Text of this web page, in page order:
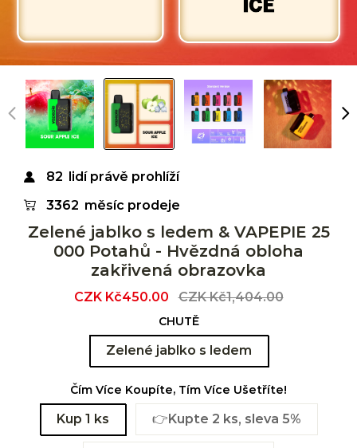
82 lidí právě prohlíží
3362 měsíc prodeje
Zelené jablko s ledem & VAPEPIE 25
000 Potahů - Hvězdná obloha
zakřivená obrazovka
Sale
CZK Kč450.00
Regular
CZK Kč1,404.00
CHUTĚ
Zelené jablko s ledem
Čím Více Koupíte, Tím Více Ušetříte!
Kup 1 ks 👉Kupte 2 ks, sleva 5%